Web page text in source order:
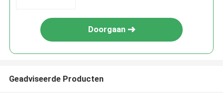
Doorgaan
Geadviseerde Producten